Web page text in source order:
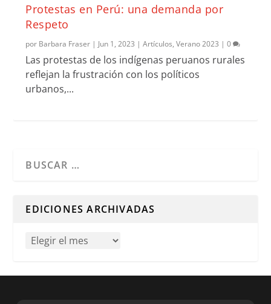
Protestas en Perú: una demanda por
Respeto
por Barbara Fraser | Jun 1, 2023 |Artículos,Verano 2023 |0
Las protestas de los indígenas peruanos rurales
reflejan la frustración con los políticos
urbanos,...
EDICIONES ARCHIVADAS